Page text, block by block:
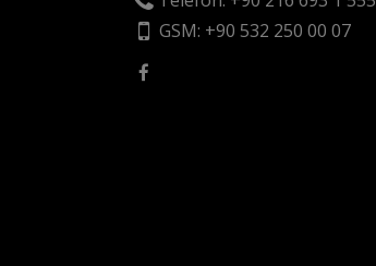
GSM: +90 532 250 00 07